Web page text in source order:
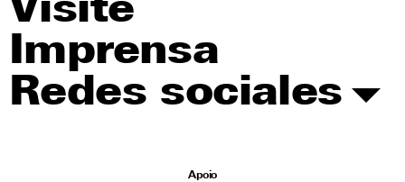
Visite
Imprensa
Redes sociales
Apoio